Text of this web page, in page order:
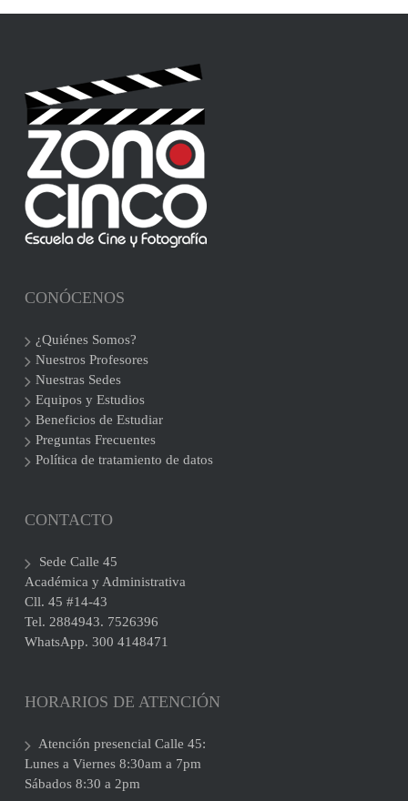
CONÓCENOS
¿Quiénes Somos?
Nuestros Profesores
Nuestras Sedes
Equipos y Estudios
Beneficios de Estudiar
Preguntas Frecuentes
Política de tratamiento de datos
CONTACTO
Sede Calle 45
Académica y Administrativa
Cll. 45 #14-43
Tel. 2884943. 7526396
WhatsApp. 300 4148471
HORARIOS DE ATENCIÓN
Atención presencial Calle 45:
Lunes a Viernes 8:30am a 7pm
Sábados 8:30 a 2pm